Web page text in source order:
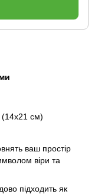
(14x21 см)
ваш простір
віри та
підходить як